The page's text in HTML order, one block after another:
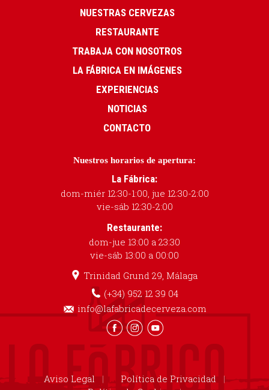
NUESTRAS CERVEZAS
RESTAURANTE
TRABAJA CON NOSOTROS
LA FÁBRICA EN IMÁGENES
EXPERIENCIAS
NOTICIAS
CONTACTO
Nuestros horarios de apertura:
La Fábrica:
dom-miér 12:30-1:00, jue 12:30-2:00
vie-sáb 12:30-2:00
Restaurante:
dom-jue 13:00 a 23:30
vie-sáb 13:00 a 00:00
Trinidad Grund 29, Málaga
(+34) 952 12 39 04
info@lafabricadecerveza.com
Aviso Legal
Política de Privacidad